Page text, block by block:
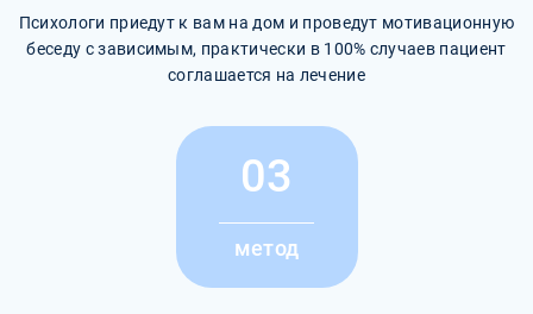
Психологи приедут к вам на дом и проведут мотивационную
беседу с зависимым, практически в 100% случаев пациент
соглашается на лечение
03
метод